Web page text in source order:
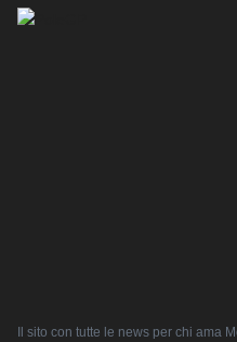
Il sito con tutte le news per chi ama